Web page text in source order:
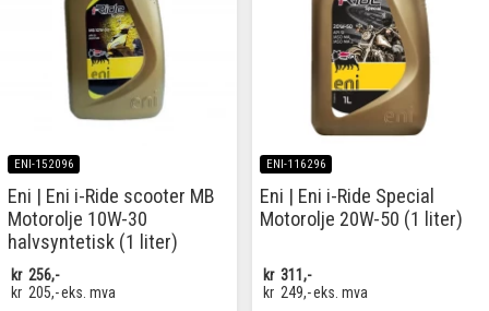
ENI-152096
Eni | Eni i-Ride scooter MB
Motorolje 10W-30
halvsyntetisk (1 liter)
kr 256,-
kr 205,-eks. mva
ENI-116296
Eni | Eni i-Ride Special
Motorolje 20W-50 (1 liter)
kr 311,-
kr 249,-eks. mva